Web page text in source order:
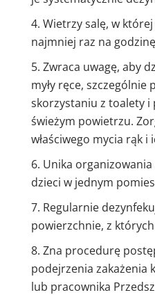
Wietrzy salę, w
najmniej raz na
Zwraca uwagę, aby
myły ręce, szczególnie
skorzystaniu z toalety i
świeżym powietrzu.
właściwego mycia rąk i
Unika
dzieci w jednym
Regularnie
powierzchnie, z
Zna procedurę
podejrzenia zakażenia
lub pracownika